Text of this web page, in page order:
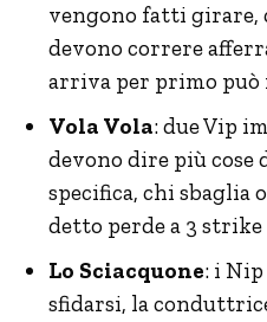
vengono fatti girare,
devono correre
arriva per primo può
Vola Vola: due Vip
devono dire più cose
specifica, chi sbaglia
detto perde a 3
Lo Sciacquone: i
sfidarsi, la